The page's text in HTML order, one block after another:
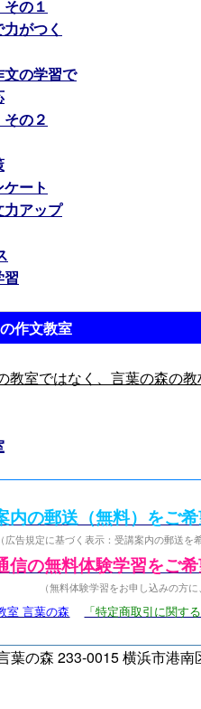
の１
がつく
の学習で
の２
ート
アップ
習
作文教室
教室ではなく、言葉の森の
内の郵送（無料）をご
（広告規定に基づく表示：受講案内の郵送
信の無料体験学習をご
（無料体験学習をお申し込みの方
室 言葉の森 「特定商取引に関す
葉の森 233-0015 横浜市港